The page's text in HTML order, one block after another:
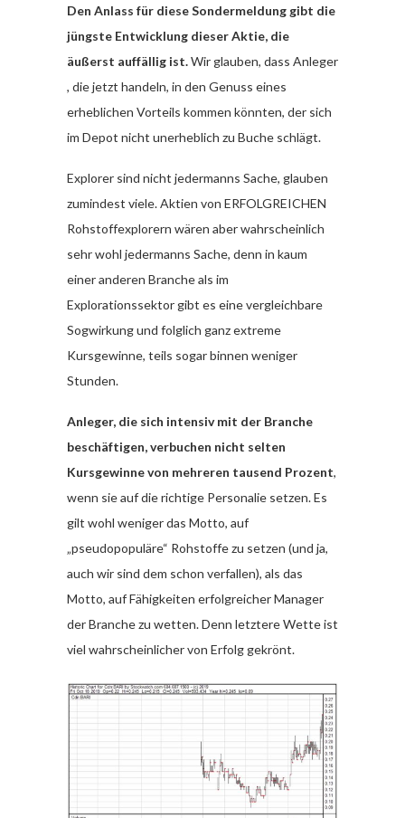
Den Anlass für diese Sondermeldung gibt die
jüngste Entwicklung dieser Aktie, die
äußerst auffällig ist.Wir glauben, dass Anleger
, die jetzt handeln, in den Genuss eines
erheblichen Vorteils kommen könnten, der sich
im Depot nicht unerheblich zu Buche schlägt.
Explorer sind nicht jedermanns Sache, glauben
zumindest viele. Aktien von ERFOLGREICHEN
Rohstoffexplorern wären aber wahrscheinlich
sehr wohl jedermanns Sache, denn in kaum
einer anderen Branche als im
Explorationssektor gibt es eine vergleichbare
Sogwirkung und folglich ganz extreme
Kursgewinne, teils sogar binnen weniger
Stunden.
Anleger, die sich intensiv mit der Branche
beschäftigen, verbuchen nicht selten
Kursgewinne von mehreren tausend Prozent,
wenn sie auf die richtige Personalie setzen. Es
gilt wohl weniger das Motto, auf
„pseudopopuläre“ Rohstoffe zu setzen (und ja,
auch wir sind dem schon verfallen), als das
Motto, auf Fähigkeiten erfolgreicher Manager
der Branche zu wetten. Denn letztere Wette ist
viel wahrscheinlicher von Erfolg gekrönt.